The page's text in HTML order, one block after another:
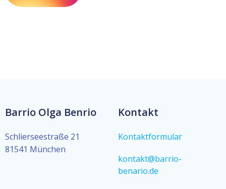
Barrio Olga Benrio
Schlierseestraße 21
81541 München
Kontakt
Kontaktformular
kontakt@barrio-
benario.de